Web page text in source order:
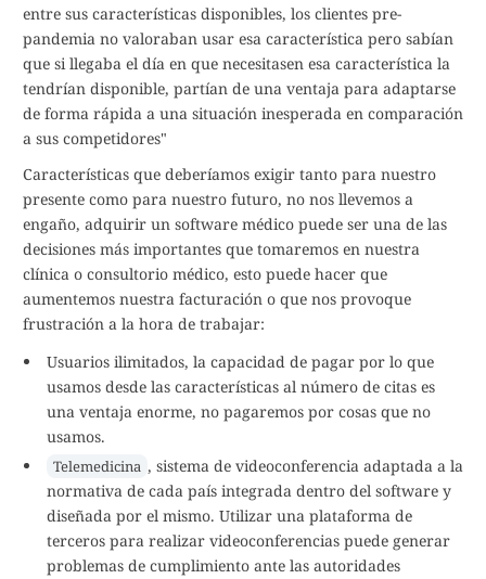
entre sus características disponibles, los clientes pre-
pandemia no valoraban usar esa característica pero sabían
que si llegaba el día en que necesitasen esa característica la
tendrían disponible, partían de una ventaja para adaptarse
de forma rápida a una situación inesperada en comparación
a sus competidores"
Características que deberíamos exigir tanto para nuestro
presente como para nuestro futuro, no nos llevemos a
engaño, adquirir un software médico puede ser una de las
decisiones más importantes que tomaremos en nuestra
clínica o consultorio médico, esto puede hacer que
aumentemos nuestra facturación o que nos provoque
frustración a la hora de trabajar:
Usuarios ilimitados, la capacidad de pagar por lo que
usamos desde las características al número de citas es
una ventaja enorme, no pagaremos por cosas que no
usamos.
Telemedicina , sistema de videoconferencia adaptada a la
normativa de cada país integrada dentro del software y
diseñada por el mismo. Utilizar una plataforma de
terceros para realizar videoconferencias puede generar
problemas de cumplimiento ante las autoridades